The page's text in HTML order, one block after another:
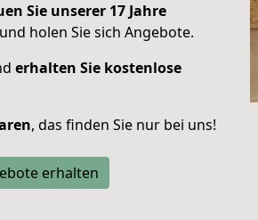
Sie unserer 17 Jahre
holen Sie sich Angebote.
erhalten Sie kostenlose
, das finden Sie nur bei uns!
erhalten